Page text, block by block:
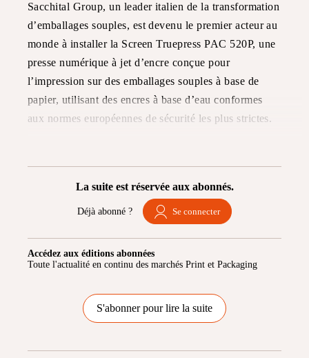
Sacchital Group, un leader italien de la transformation
d’emballages souples, est devenu le premier acteur au
monde à installer la Screen Truepress PAC 520P, une
presse numérique à jet d’encre conçue pour
l’impression sur des emballages souples à base de
papier, utilisant des encres à base d’eau conformes
aux normes européennes de sécurité les plus strictes.
La suite est réservée aux abonnés.
Déjà abonné ? Se connecter
Accédez aux éditions abonnées
Toute l'actualité en continu des marchés Print et Packaging
S'abonner pour lire la suite